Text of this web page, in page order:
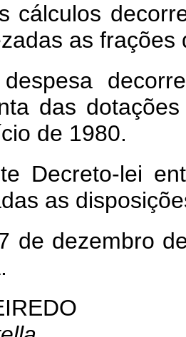
cálculos
as frações
das
de 1980.
Decreto-lei
as
de dezembro